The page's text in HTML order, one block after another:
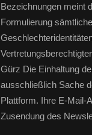
Bezeichnungen meint
Formulierung sämtliche
Gürz Die Einhaltung
ausschließlich Sache
Plattform. Ihre E-Mail-
Zusendung des